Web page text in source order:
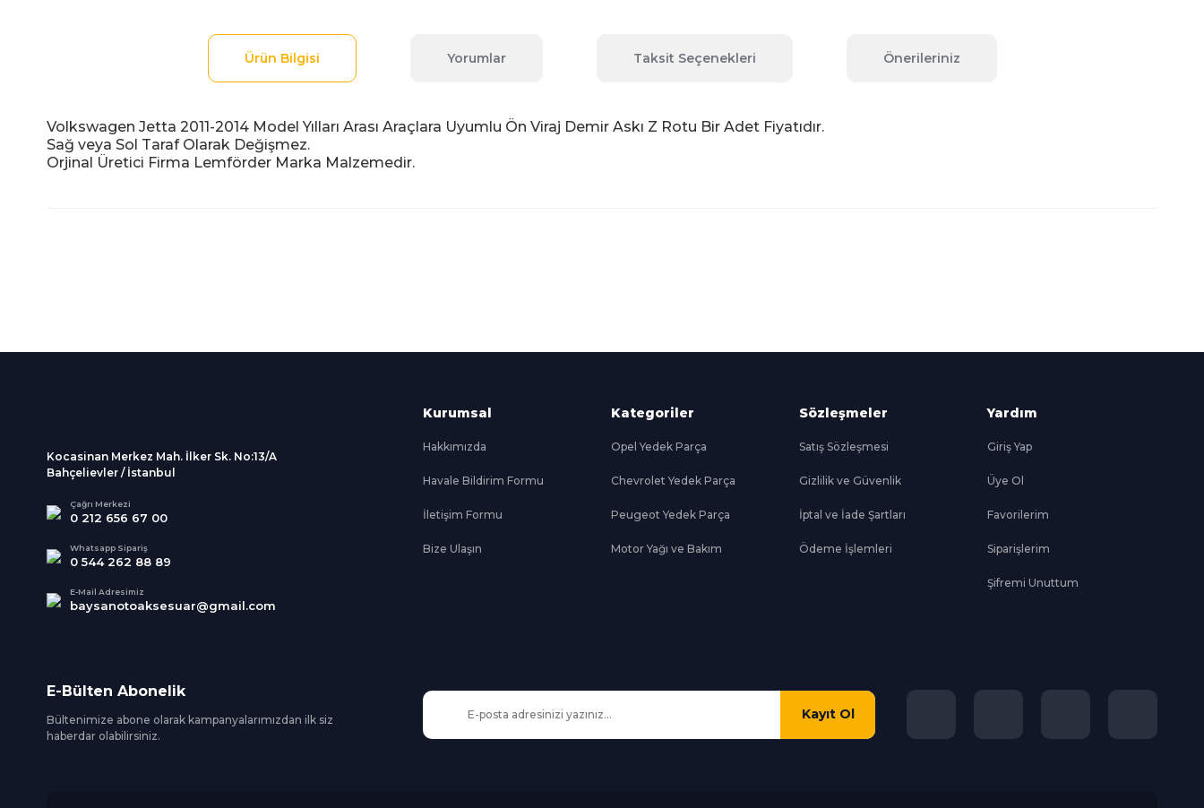
Ürün Bilgisi Yorumlar Taksit Seçenekleri Önerileriniz
Volkswagen Jetta 2011-2014 Model Yılları Arası Araçlara Uyumlu Ön Viraj Demir Askı Z Rotu Bir Adet Fiyatıdır.
Sağ veya Sol Taraf Olarak Değişmez.
Orjinal Üretici Firma Lemförder Marka Malzemedir.
Gönder
Kocasinan Merkez Mah. İlker Sk. No:13/A
Bahçelievler / İstanbul
Çağrı Merkezi
0 212 656 67 00
Whatsapp Sipariş
0 544 262 88 89
E-Mail Adresimiz
baysanotoaksesuar@gmail.com
Kurumsal
Hakkımızda
Havale Bildirim Formu
İletişim Formu
Bize Ulaşın
Kategoriler
Opel Yedek Parça
Chevrolet Yedek Parça
Peugeot Yedek Parça
Motor Yağı ve Bakım
Sözleşmeler
Satış Sözleşmesi
Gizlilik ve Güvenlik
İptal ve İade Şartları
Ödeme İşlemleri
Yardım
Giriş Yap
Üye Ol
Favorilerim
Siparişlerim
Şifremi Unuttum
E-Bülten Abonelik
Bültenimize abone olarak kampanyalarımızdan ilk siz
haberdar olabilirsiniz.
Kayıt Ol